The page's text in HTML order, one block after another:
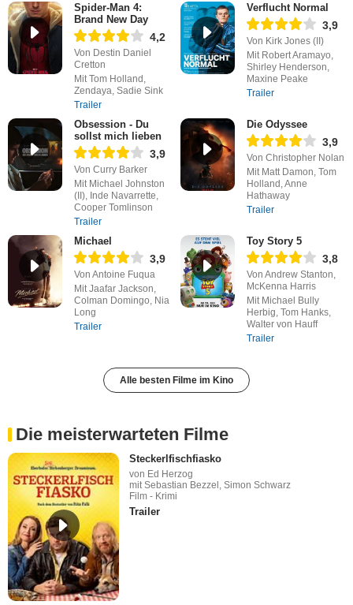
Spider-Man 4:
Brand New Day
4,2
Von Destin Daniel
Cretton
Mit Tom Holland,
Zendaya, Sadie Sink
Trailer
Verflucht Normal
3,9
Von Kirk Jones (II)
Mit Robert Aramayo,
Shirley Henderson,
Maxine Peake
Trailer
Obsession - Du
sollst mich lieben
3,9
Von Curry Barker
Mit Michael Johnston
(II), Inde Navarrette,
Cooper Tomlinson
Trailer
Die Odyssee
3,9
Von Christopher Nolan
Mit Matt Damon, Tom
Holland, Anne
Hathaway
Trailer
Michael
3,9
Von Antoine Fuqua
Mit Jaafar Jackson,
Colman Domingo, Nia
Long
Trailer
Toy Story 5
3,8
Von Andrew Stanton,
McKenna Harris
Mit Michael Bully
Herbig, Tom Hanks,
Walter von Hauff
Trailer
Alle besten Filme im Kino
Die meisterwarteten Filme
Steckerlfischfiasko
von Ed Herzog
mit Sebastian Bezzel, Simon Schwarz
Film - Krimi
Trailer